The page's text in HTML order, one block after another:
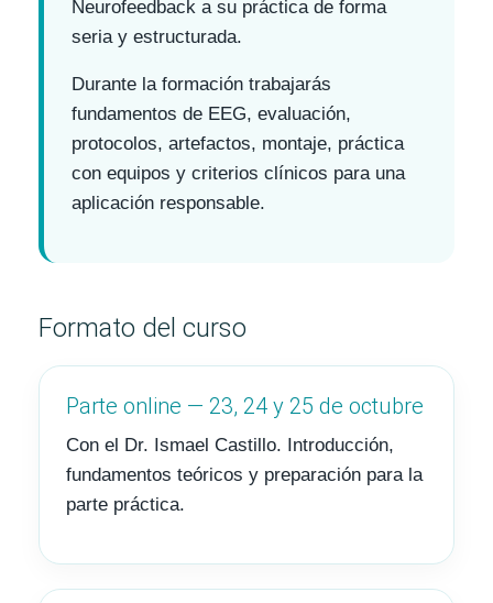
Neurofeedback a su práctica de forma
seria y estructurada.
Durante la formación trabajarás
fundamentos de EEG, evaluación,
protocolos, artefactos, montaje, práctica
con equipos y criterios clínicos para una
aplicación responsable.
Formato del curso
Parte online — 23, 24 y 25 de octubre
Con el Dr. Ismael Castillo. Introducción,
fundamentos teóricos y preparación para la
parte práctica.